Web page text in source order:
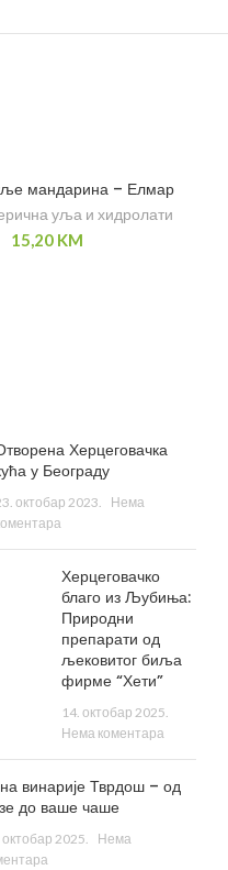
мандарина – Елмар
уља и хидролати
15,20 KM
Херцеговачка
у Београду
октобар 2023.
Нема
Херцеговачко
благо из Љубиња:
Природни
препарати од
љековитог биља
фирме “Хети”
14. октобар 2025.
Нема коментара
винарије Тврдош – од
до ваше чаше
октобар 2025.
Нема